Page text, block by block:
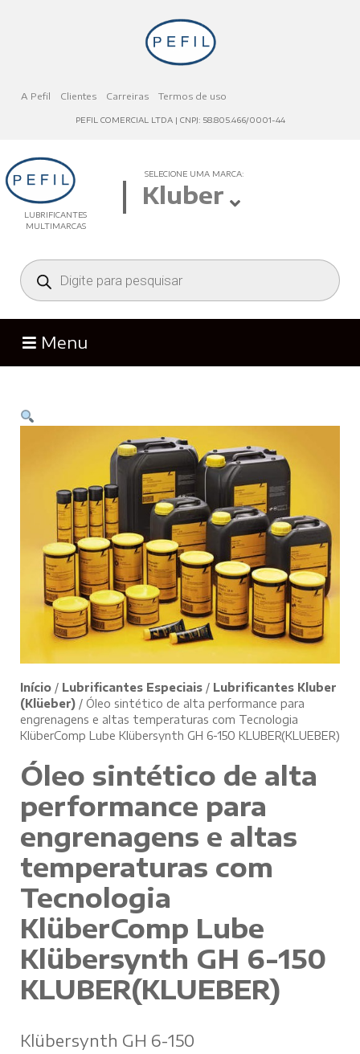
A Pefil Clientes Carreiras Termos de uso
PEFIL COMERCIAL LTDA | CNPJ: 58.805.466/0001-44
LUBRIFICANTES
MULTIMARCAS
SELECIONE UMA MARCA:
Kluber
Menu
Início / Lubrificantes Especiais / Lubrificantes Kluber
(Klüeber) / Óleo sintético de alta performance para
engrenagens e altas temperaturas com Tecnologia
KlüberComp Lube Klübersynth GH 6-150 KLUBER(KLUEBER)
Óleo sintético de alta
performance para
engrenagens e altas
temperaturas com
Tecnologia
KlüberComp Lube
Klübersynth GH 6-150
KLUBER(KLUEBER)
Klübersynth GH 6-150